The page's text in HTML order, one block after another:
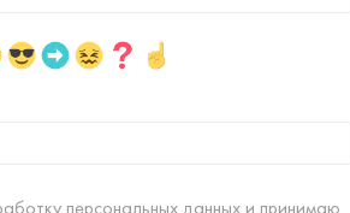
персональных данных и принимаю